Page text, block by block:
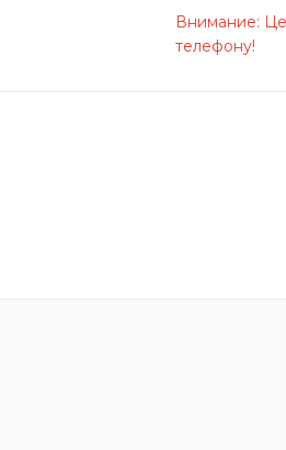
Внимание:
телефону!